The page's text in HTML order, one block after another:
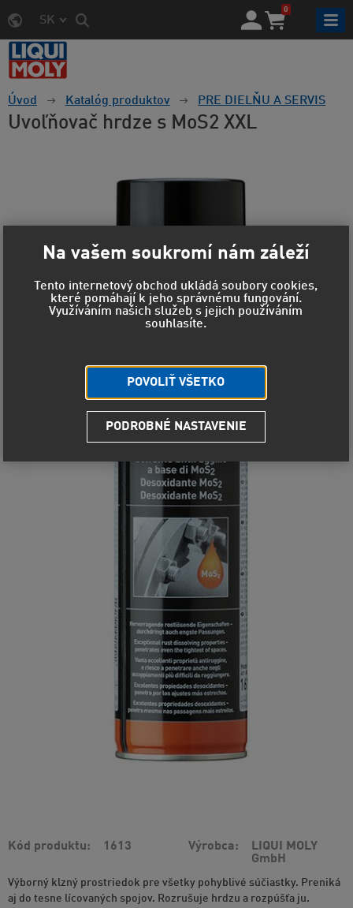
SK
0
Úvod Katalóg produktov PRE DIELŇU A SERVIS
Uvoľňovač hrdze s MoS2 XXL
Kód produktu 1613 Výrobca
LIQUI MOLY
GmbH
Výborný klzný prostriedok pre všetky pohyblivé súčiastky. Preniká
aj do tesne lícovaných spojov. Rozrušuje hrdzu a rozpúšťa ju.
Na vašem soukromí nám záleží
Tento internetový obchod ukládá soubory cookies,
které pomáhají k jeho správnému fungování.
Využíváním našich služeb s jejich používáním
souhlasíte.
POVOLIŤ VŠETKO
PODROBNÉ NASTAVENIE